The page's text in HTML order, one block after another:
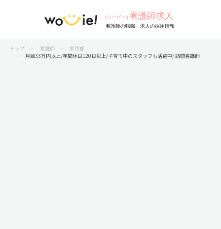
トップ 看護師
東京都
月給33万円以上/年間休日120日以上/子育て中のスタッフも活躍中/ 訪問看護師